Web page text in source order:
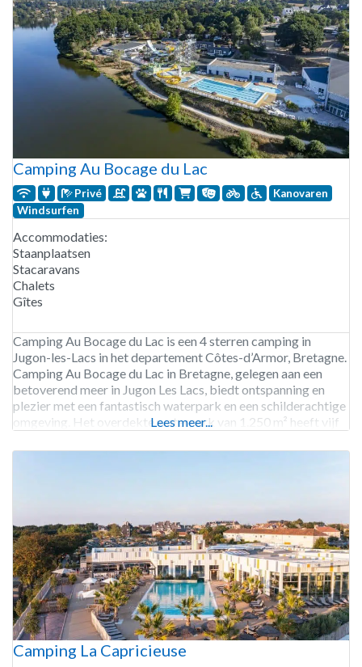
Camping Au Bocage du Lac
Privé
Kanovaren
Windsurfen
Accommodaties:
Staanplaatsen
Stacaravans
Chalets
Gîtes
Camping Au Bocage du Lac is een 4 sterren camping in
Jugon-les-Lacs in het departement Côtes-d’Armor, Bretagne.
Camping Au Bocage du Lac in Bretagne, gelegen aan een
betoverend meer in Jugon Les Lacs, biedt ontspanning en
plezier met een fantastisch waterpark en een schilderachtige
omgeving. Het overdekte waterpark van 1.250 m² heeft vijf
Lees meer...
Camping La Capricieuse